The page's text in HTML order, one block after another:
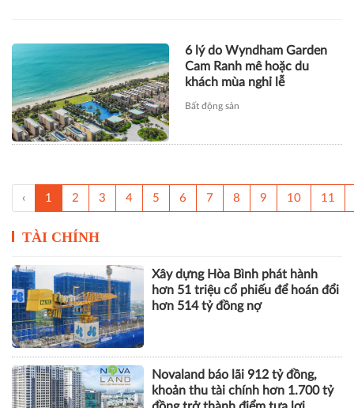
6 lý do Wyndham Garden
Cam Ranh mê hoặc du
khách mùa nghỉ lễ
Bất động sản
‹ 1 2 3 4 5 6 7 8 9 10 11
TÀI CHÍNH
Xây dựng Hòa Bình phát hành
hơn 51 triệu cổ phiếu để hoán đổi
hơn 514 tỷ đồng nợ
Novaland báo lãi 912 tỷ đồng,
khoản thu tài chính hơn 1.700 tỷ